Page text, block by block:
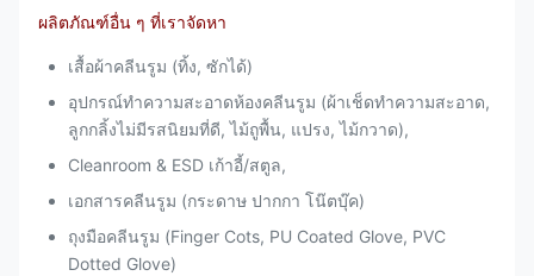
อุณหภูมิ
บรรจุุภัณฑ์
ผลิตภัณฑ์อื่น ๆ ที่เราจัดหา
เสื้อผ้าคลีนรูม (ทิ้ง, ซักได้)
อุปกรณ์ทำความสะอาดห้องคลีนรูม (ผ้าเช็ดทำความสะอาด,
ลูกกลิ้งไม่มีรสนิยมที่ดี, ไม้ถูพื้น, แปรง, ไม้กวาด),
Cleanroom & ESD เก้าอี้/สตูล,
เอกสารคลีนรูม (กระดาษ ปากกา โน๊ตบุ๊ค)
ถุงมือคลีนรูม (Finger Cots, PU Coated Glove, PVC
Dotted Glove)